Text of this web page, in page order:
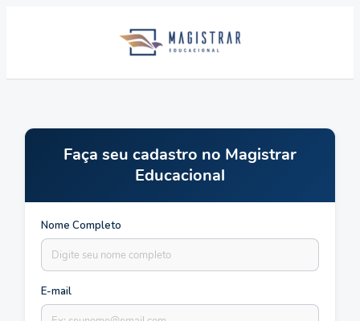
Faça seu cadastro no Magistrar
Educacional
Nome Completo
E-mail